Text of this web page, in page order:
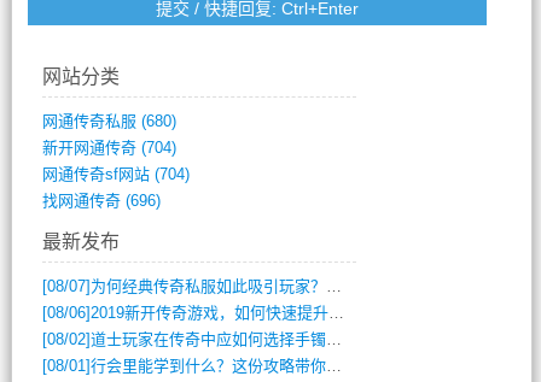
网站分类
网通传奇私服 (680)
新开网通传奇(704)
网通传奇sf网站(704)
找网通传奇(696)
最新发布
[08/07] 为何经典传奇私服如此吸引玩家？深度攻略解析
[08/06]2019新开传奇游戏，如何快速提升角色等级？
[08/02]道士玩家在传奇中应如何选择手镯装备？
[08/01]行会里能学到什么？这份攻略带你全掌握